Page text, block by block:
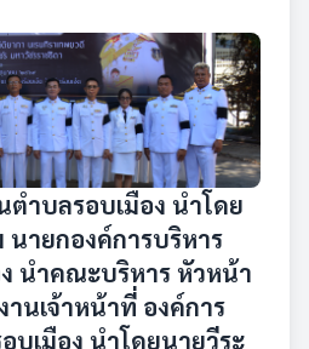
ตำบลรอบเมือง นำโดย
นายกองค์การบริหาร
นำคณะบริหาร หัวหน้า
นเจ้าหน้าที่ องค์การ
บเมือง นำโดยนายวีระ